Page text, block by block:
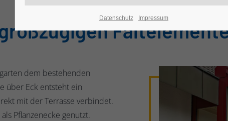
dem bestehenden
über Eck entsteht ein
mit der Terrasse verbindet.
Pflanzenecke genutzt.
Datenschutz Impressum